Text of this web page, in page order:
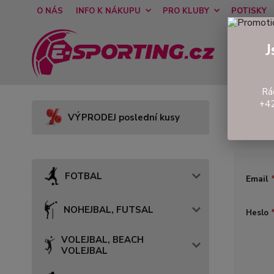
O NÁS INFO K NÁKUPU PRO KLUBY POTISKY
VÝPRODEJ poslední kusy
FOTBAL
NOHEJBAL, FUTSAL
VOLEJBAL, BEACH
VOLEJBAL
Email *
Heslo *